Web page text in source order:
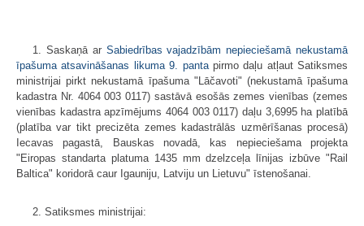
1. Saskaņā ar Sabiedrības vajadzībām nepieciešamā nekustamā
īpašuma atsavināšanas likuma 9. pantapirmo daļu atļaut Satiksmes
ministrijai pirkt nekustamā īpašuma "Lāčavoti" (nekustamā īpašuma
kadastra Nr. 4064 003 0117) sastāvā esošās zemes vienības (zemes
vienības kadastra apzīmējums 4064 003 0117) daļu 3,6995 ha platībā
(platība var tikt precizēta zemes kadastrālās uzmērīšanas procesā)
Iecavas pagastā, Bauskas novadā, kas nepieciešama projekta
"Eiropas standarta platuma 1435 mm dzelzceļa līnijas izbūve "Rail
Baltica" koridorā caur Igauniju, Latviju un Lietuvu" īstenošanai.
2. Satiksmes ministrijai: